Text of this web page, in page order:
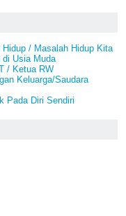
/ Masalah Hidup Kita
di Usia Muda
/ Ketua RW
Keluarga/Saudara
Pada Diri Sendiri